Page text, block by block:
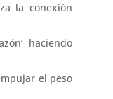
la conexión
haciendo
el peso